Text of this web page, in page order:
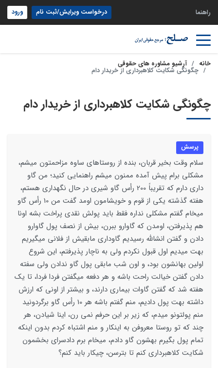
راهنما درخواست ویرایش/ثبت نام ورود
خانه آرشیو مشاوره های حقوقی
چگونگی شکایت کلاهبرداری از خریدار دام
چگونگی شکایت کلاهبرداری از خریدار دام
پرسش
سلام وقت بخیر قربان، بنده از روستاهای ساوه مزاحمتون میشم،
مشکلی برام پیش آمده ممنون میشم راهنمایی کنید؛ من گاو
داری دارم که تقریباً 200 رأس گاو شیری در حال نگهداری هستم،
هفته گذشته یکی از قوم و خویشامون اومد گفت من 10 رأس گاو
میخام گفتم مشکلی نداره فقط باید پولش نقدی پراخت بشه اونا
هم پذیرفتن، اومدن که گاوارو ببرن، بیش از نصف پول گاوارو
دادن و گفتن انشالله رسیدیم گاوداری مابقیش از فلانی میگیریم
بهت میدیم اول قبول نکردم ولی به ناچار پذیرفتم، این شروع
اولین بهانشون بود، و اون شب مابقی پول گاو ندادن ولی سفته
دادن گفتن خیالت راحت باشه و هر دفعه میگفتن فردا فردا، تا یک
هفته شد که گفتن گاوات بیماری دارند، و بیشتر از اونی که ارزش
داشته بهت پول دادیم، منم گفتم باشه هر 10 رأس گاو برگردونید
منم پولتونو میدم، که زیر بر این حرفم نمی رن، اینا شیادن، هر
چند که تو روستا معروفن به اینکار و منم اشتباه کردم بدون اینکه
تمام پول بگیرم بهشون گاو دادم، میخام برم دادسرای بخشمون
شکایت کلاهبرداری کنم تا بترسن، چیکار باید کنم؟